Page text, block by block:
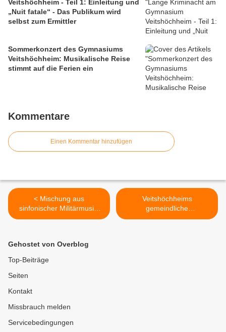
Veitshöchheim - Teil 1: Einleitung und
„Nuit fatale“ - Das Publikum wird
selbst zum Ermittler
Sommerkonzert des Gymnasiums
Veitshöchheim: Musikalische Reise
stimmt auf die Ferien ein
Kommentare
Einen Kommentar hinzufügen
< Mischung aus
sinfonischer Militärmusik,
Klassik und Pop begeisterte
Heeresmusikkorps
Veitshöchheim in den
Mainfrankensälen 650
Zuhörer - 4.000 Euro
Veitshöchheims
gemeindliche
Photovoltaikanlagen mit
Gehostet von Overblog
Top-Beiträge
Seiten
Kontakt
Missbrauch melden
Servicebedingungen